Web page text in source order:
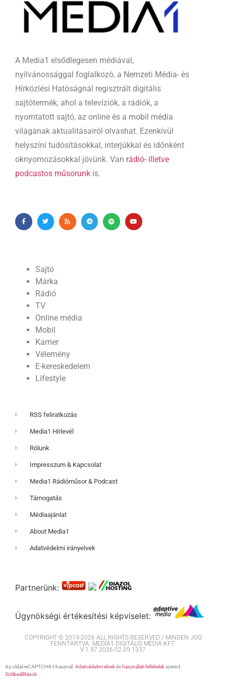
A Media1 elsődlegesen médiával,
nyilvánossággal foglalkozó, a Nemzeti Média- és
Hírközlési Hatóságnál regisztrált digitális
sajtótermék, ahol a televíziók, a rádiók, a
nyomtatott sajtó, az online és a mobil média
világának aktualitásairól olvashat. Ezenkívül
helyszíni tudósításokkal, interjúkkal és időnként
oknyomozásokkal jövünk. Van rádió- illetve
podcastos műsorunk is.
Sajtó
Márka
Rádió
TV
Online média
Mobil
Karrier
Vélemény
E-kereskedelem
Lifestyle
RSS feliratkozás
Media1 Hírlevél
Rólunk
Impresszum & Kapcsolat
Media1 Rádióműsor & Podcast
Támogatás
Médiaajánlat
About Media1
Adatvédelmi irányelvek
Partnerünk:
Ügynökségi értékesítési képviselet:
COPYRIGHT © 2019-2026 ALL RIGHTS RESERVED / MINDEN JOG
FENNTARTVA. MEDIA1 DIGITÁLIS MÉDIA KFT.
V 1.97.2026.02.09.1337
Az oldal reCAPTCHA-t használ. Adatvédelmi elvekés használati feltételekszerint.
Sütibeállítások